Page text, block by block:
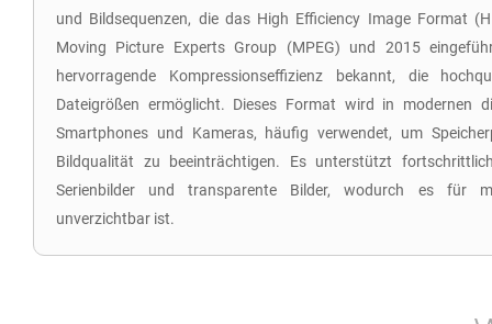
und Bildsequenzen, die das High Efficiency Image Format
Moving Picture Experts Group (MPEG) und 2015
hervorragende Kompressionseffizienz bekannt, die
Dateigrößen ermöglicht. Dieses Format wird in modernen
Smartphones und Kameras, häufig verwendet, um
Bildqualität zu beeinträchtigen. Es unterstützt
Serienbilder und transparente Bilder, wodurch es für
unverzichtbar ist.